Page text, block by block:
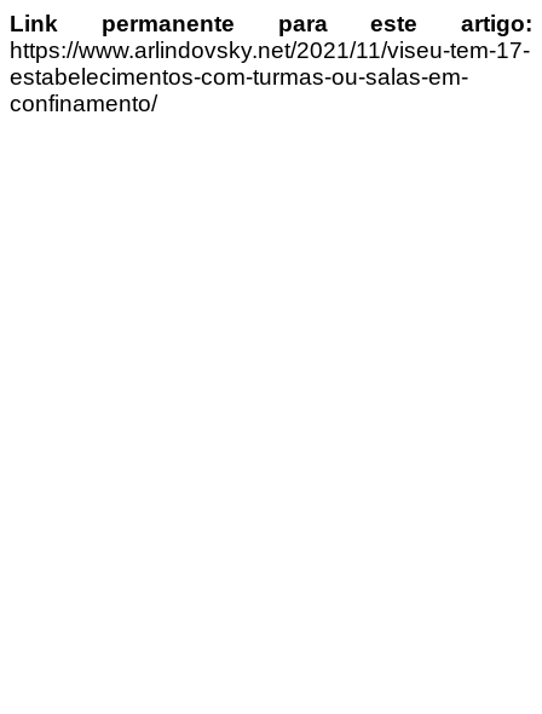
Link permanente para este artigo:
https://www.arlindovsky.net/2021/11/viseu-tem-17-
estabelecimentos-com-turmas-ou-salas-em-
confinamento/